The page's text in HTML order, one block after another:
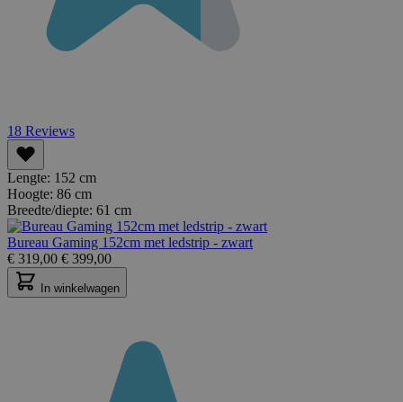
18 Reviews
Lengte: 152 cm
Hoogte: 86 cm
Breedte/diepte: 61 cm
Bureau Gaming 152cm met ledstrip - zwart
€ 319,00 € 399,00
In winkelwagen